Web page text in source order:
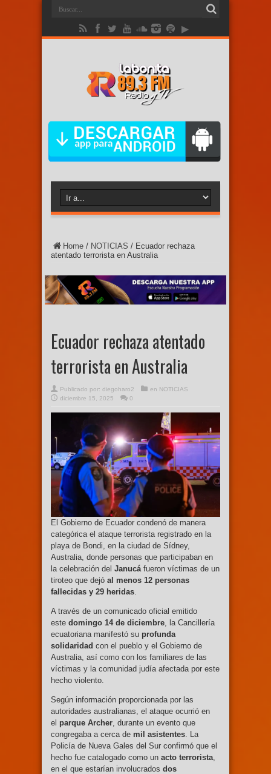
Home / NOTICIAS / Ecuador rechaza
atentado terrorista en Australia
Ecuador rechaza atentado
terrorista en Australia
Publicado por: diegoharo2 en NOTICIAS
diciembre 15, 2025
0
El Gobierno de Ecuador condenó de manera
categórica el ataque terrorista registrado en la
playa de Bondi, en la ciudad de Sídney,
Australia, donde personas que participaban en
la celebración del Janucá fueron víctimas de un
tiroteo que dejó al menos 12 personas
fallecidas y 29 heridas
A través de un comunicado oficial emitido
este domingo 14 de diciembre , la Cancillería
ecuatoriana manifestó su profunda
solidaridad con el pueblo y el Gobierno de
Australia, así como con los familiares de las
víctimas y la comunidad judía afectada por este
hecho violento.
Según información proporcionada por las
autoridades australianas, el ataque ocurrió en
el parque Archer , durante un evento que
congregaba a cerca de mil asistentes . La
Policía de Nueva Gales del Sur confirmó que el
hecho fue catalogado como un acto terrorista
en el que estarían involucrados dos